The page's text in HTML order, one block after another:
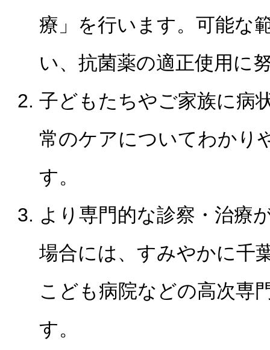
療」を行います。可能な
い、抗菌薬の適正使用に
子どもたちやご家族に病
常のケアについてわかり
す。
より専門的な診察・治療
場合には、すみやかに千
こども病院などの高次専
す。